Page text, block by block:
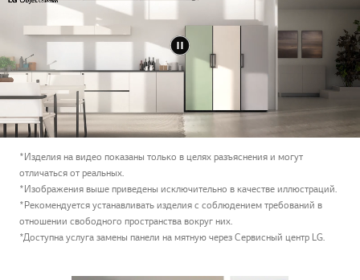
*Изделия на видео показаны только в целях разъяснения и могут
отличаться от реальных.
*Изображения выше приведены исключительно в качестве иллюстраций.
*Рекомендуется устанавливать изделия с соблюдением требований в
отношении свободного пространства вокруг них.
*Доступна услуга замены панели на мятную через Сервисный центр LG.